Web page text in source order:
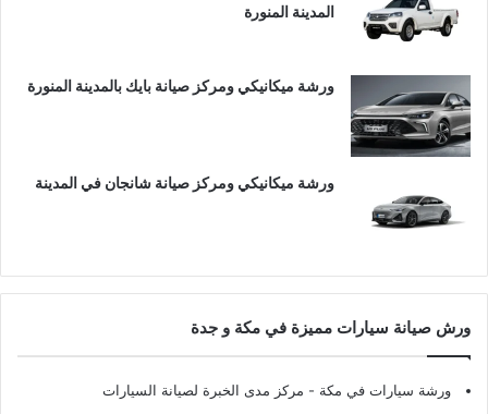
المدينة المنورة
ورشة ميكانيكي ومركز صيانة بايك بالمدينة المنورة
ورشة ميكانيكي ومركز صيانة شانجان في المدينة
ورش صيانة سيارات مميزة في مكة و جدة
ورشة سيارات في مكة - مركز مدى الخبرة لصيانة السيارات